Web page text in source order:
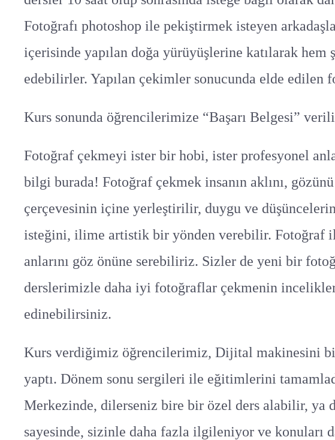
Fotoğrafı photoshop ile pekiştirmek isteyen
içerisinde yapılan doğa yürüyüşlerine katılarak hem
edebilirler. Yapılan çekimler sonucunda elde edilen
Kurs sonunda öğrencilerimize “Başarı Belgesi”
Fotoğraf çekmeyi ister bir hobi, ister profesyonel
bilgi burada! Fotoğraf çekmek insanın aklını,
çerçevesinin içine yerleştirilir, duygu ve
isteğini, ilime artistik bir yönden verebilir. Fotoğraf
anlarını göz önüne serebiliriz. Sizler de yeni bir
derslerimizle daha iyi fotoğraflar çekmenin
edinebilirsiniz.
Kurs verdiğimiz öğrencilerimiz, Dijital makinesini
yaptı. Dönem sonu sergileri ile eğitimlerini
Merkezinde, dilerseniz bire bir özel ders alabilir,
sayesinde, sizinle daha fazla ilgileniyor ve konuları